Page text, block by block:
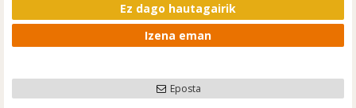
Ez dago hautagairik
Izena eman
Eposta